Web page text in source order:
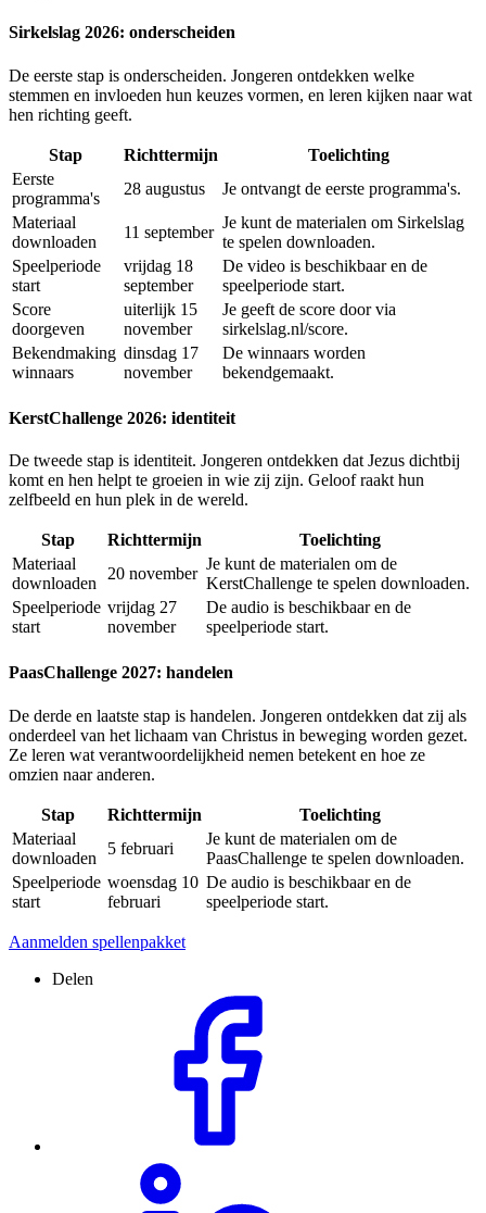
Sirkelslag 2026: onderscheiden
De eerste stap is onderscheiden. Jongeren ontdekken welke
stemmen en invloeden hun keuzes vormen, en leren kijken naar wat
hen richting geeft.
Stap Richttermijn
Toelichting
Eerste
programma's
28 augustus
Je ontvangt de eerste programma's.
Materiaal
downloaden
11 september
Je kunt de materialen om Sirkelslag
te spelen downloaden.
Speelperiode
start
vrijdag 18
september
De video is beschikbaar en de
speelperiode start.
Score
doorgeven
uiterlijk 15
november
Je geeft de score door via
sirkelslag.nl/score.
Bekendmaking
winnaars
dinsdag 17
november
De winnaars worden
bekendgemaakt.
KerstChallenge 2026: identiteit
De tweede stap is identiteit. Jongeren ontdekken dat Jezus dichtbij
komt en hen helpt te groeien in wie zij zijn. Geloof raakt hun
zelfbeeld en hun plek in de wereld.
Stap Richttermijn
Toelichting
Materiaal
downloaden
20 november
Je kunt de materialen om de
KerstChallenge te spelen downloaden.
Speelperiode
start
vrijdag 27
november
De audio is beschikbaar en de
speelperiode start.
PaasChallenge 2027: handelen
De derde en laatste stap is handelen. Jongeren ontdekken dat zij als
onderdeel van het lichaam van Christus in beweging worden gezet.
Ze leren wat verantwoordelijkheid nemen betekent en hoe ze
omzien naar anderen.
Stap Richttermijn
Toelichting
Materiaal
downloaden
5 februari
Je kunt de materialen om de
PaasChallenge te spelen downloaden.
Speelperiode
start
woensdag 10
februari
De audio is beschikbaar en de
speelperiode start.
Aanmelden spellenpakket
Delen